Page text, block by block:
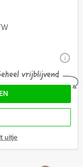
i
vrijblijvend
uitje